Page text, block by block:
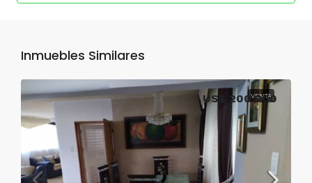
Inmuebles Similares
VENTA
US$ 200,000